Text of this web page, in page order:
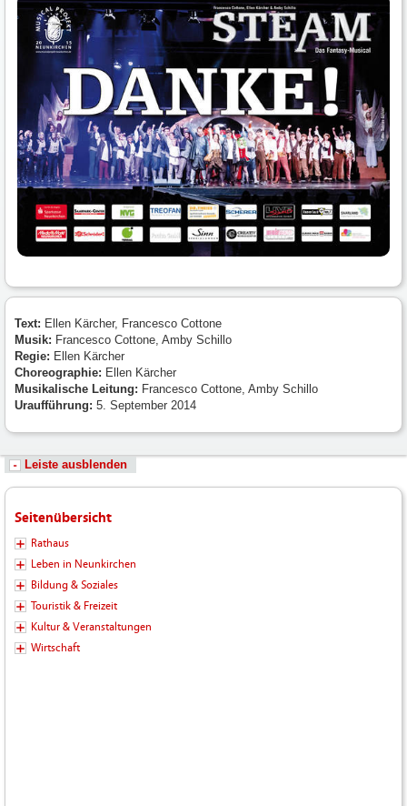
Text: Ellen Kärcher, Francesco Cottone
Musik: Francesco Cottone, Amby Schillo
Regie: Ellen Kärcher
Choreographie: Ellen Kärcher
Musikalische Leitung: Francesco Cottone, Amby Schillo
Uraufführung: 5. September 2014
Leiste ausblenden
Seitenübersicht
Rathaus
Leben in Neunkirchen
Bildung & Soziales
Touristik & Freizeit
Kultur & Veranstaltungen
Wirtschaft